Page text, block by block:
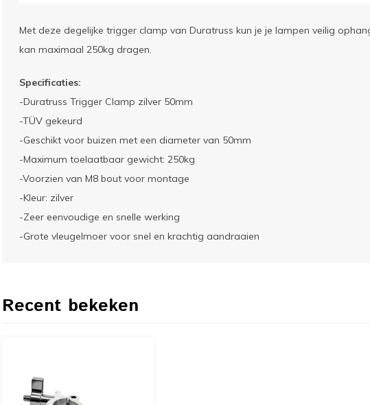
Met deze degelijke trigger clamp van Duratruss kun je je lampen veilig
kan maximaal 250kg dragen.
Specificaties:
-Duratruss Trigger Clamp zilver 50mm
-TÜV gekeurd
-Geschikt voor buizen met een diameter van 50mm
-Maximum toelaatbaar gewicht: 250kg
-Voorzien van M8 bout voor montage
-Kleur: zilver
-Zeer eenvoudige en snelle werking
-Grote vleugelmoer voor snel en krachtig aandraaien
Recent bekeken